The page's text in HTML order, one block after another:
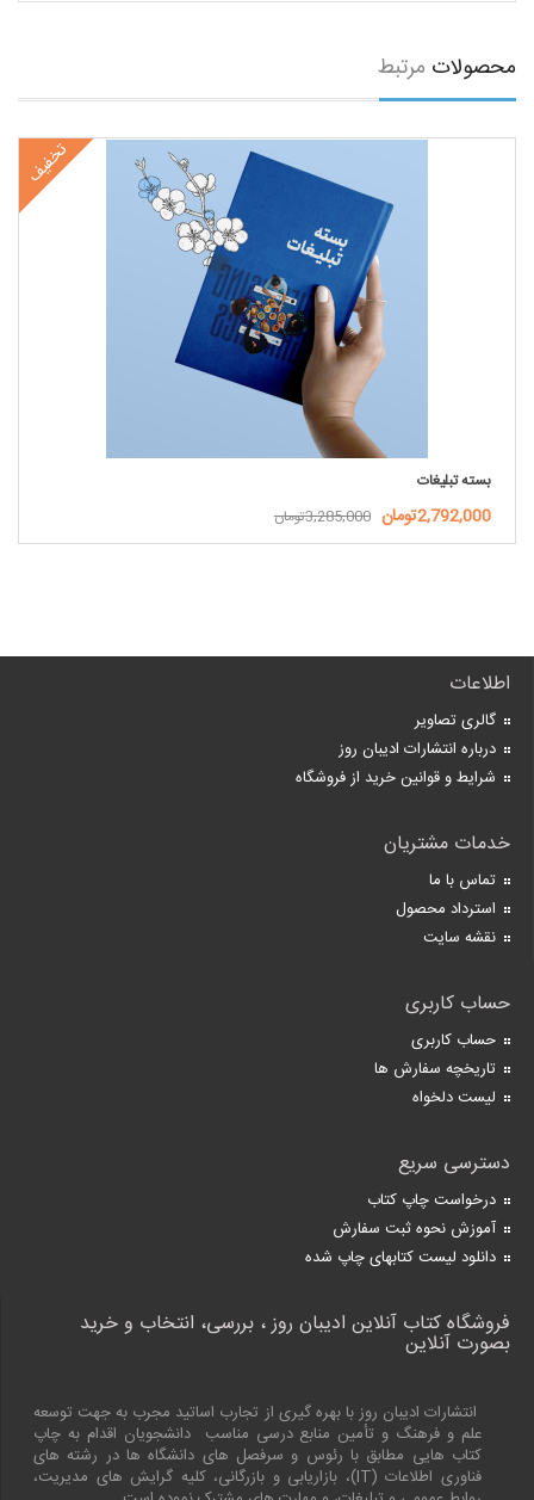
محصولات مرتبط
تخفیف
بسته تبلیغات
2,792,000تومان 3,285,000تومان
اطلاعات
گالری تصاویر
درباره انتشارات ادیبان روز
شرایط و قوانین خرید از فروشگاه
خدمات مشتریان
تماس با ما
استرداد محصول
نقشه سایت
حساب کاربری
حساب کاربری
تاریخچه سفارش ها
لیست دلخواه
دسترسی سریع
درخواست چاپ کتاب
آموزش نحوه ثبت سفارش
دانلود لیست کتابهای چاپ شده
فروشگاه کتاب آنلاین ادیبان روز ، بررسی، انتخاب و خرید
بصورت آنلاین
انتشارات ادیبان روز با بهره گیری از تجارب اساتید مجرب به جهت توسعه
علم و فرهنگ و تأمین منابع درسی مناسب دانشجویان اقدام به چاپ
کتاب هایی مطابق با رئوس و سرفصل های دانشگاه ها در رشته های
فناوری اطلاعات (IT)، بازاریابی و بازرگانی، کلیه گرایش های مدیریت،